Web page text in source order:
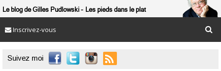
Le blog de Gilles Pudlowski Les pieds dans le plat
Inscrivez-vous
Suivez moi 